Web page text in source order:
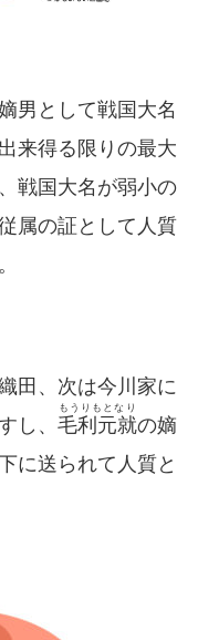
男として戦国大名
来得る限りの最大
戦国大名が弱小の
属の証として人質
田、次は今川家に
し、 毛利元就
もうりもとなり
の嫡
に送られて人質と